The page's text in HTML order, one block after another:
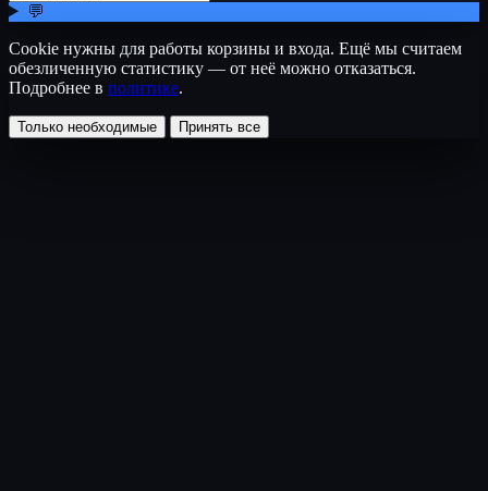
💬
Cookie нужны для работы корзины и входа. Ещё мы считаем
обезличенную статистику — от неё можно отказаться.
Подробнее в политике.
Только необходимые Принять все